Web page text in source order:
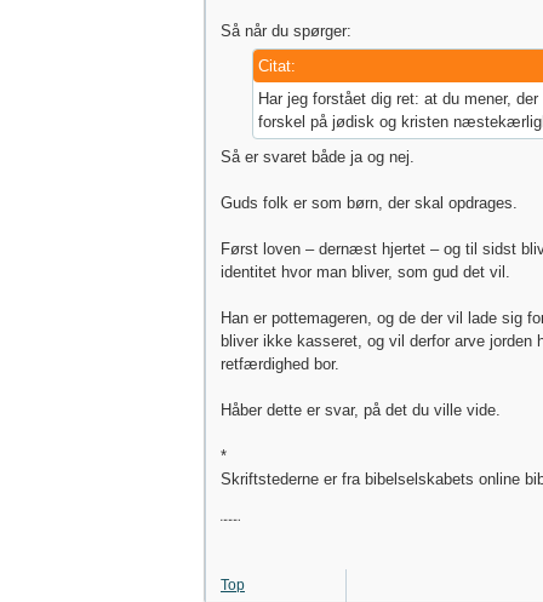
Så når du spørger:
Citat:
Har jeg forstået dig ret: at du mener,
forskel på jødisk og kristen
Så er svaret både ja og nej.
Guds folk er som børn, der skal opdrages.
Først loven – dernæst hjertet – og til sidst
identitet hvor man bliver, som gud det vil.
Han er pottemageren, og de der vil lade sig
bliver ikke kasseret, og vil derfor arve jorden
retfærdighed bor.
Håber dette er svar, på det du ville vide.
*
Skriftstederne er fra bibelselskabets online
¨¨¨¨
Top